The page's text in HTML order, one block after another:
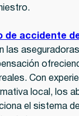
de accidente
las
Con
local, los
el sistema